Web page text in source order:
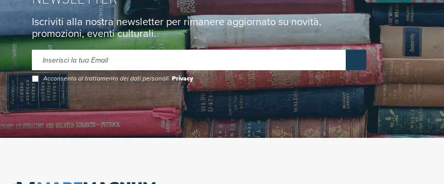
Iscriviti alla nostra newsletter per rimanere aggiornato su novità,
promozioni, eventi culturali.
Acconsento al trattamento dei dati personali.Privacy